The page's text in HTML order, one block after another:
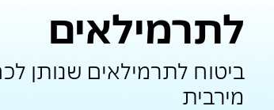
לתרמילאים
ביטוח לתרמילאים שנותן
מירבית